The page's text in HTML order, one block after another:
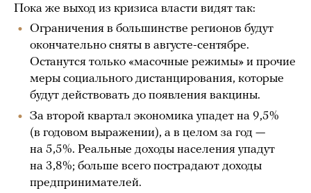
Пока же выход из кризиса власти видят так:
Ограничения в большинстве регионов будут
окончательно сняты в августе-сентябре.
Останутся только «масочные режимы» и прочие
меры социального дистанцирования, которые
будут действовать до появления вакцины.
За второй квартал экономика упадет на 9,5%
(в годовом выражении), а в целом за год —
на 5,5%. Реальные доходы населения упадут
на 3,8%; больше всего пострадают доходы
предпринимателей.